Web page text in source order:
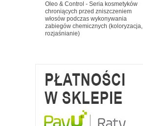
Oleo & Control - Seria kosmetyków
chroniących przed zniszczeniem
włosów podczas wykonywania
zabiegów chemicznych (koloryzacja,
rozjaśnianie)